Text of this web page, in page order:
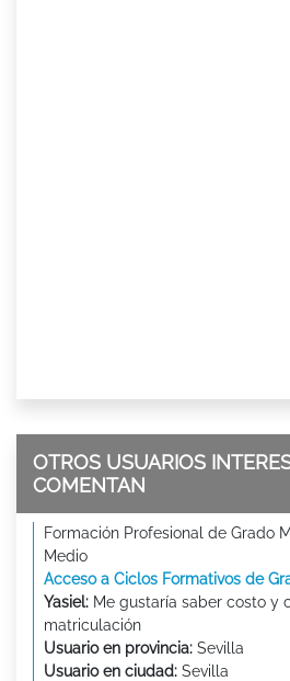
OTROS USUARIOS
COMENTAN
Formación Profesional de Grado
Medio
Acceso a Ciclos Formativos de
Yasiel: Me gustaría saber costo y
matriculación
Usuario en provincia: Sevilla
Usuario en ciudad: Sevilla